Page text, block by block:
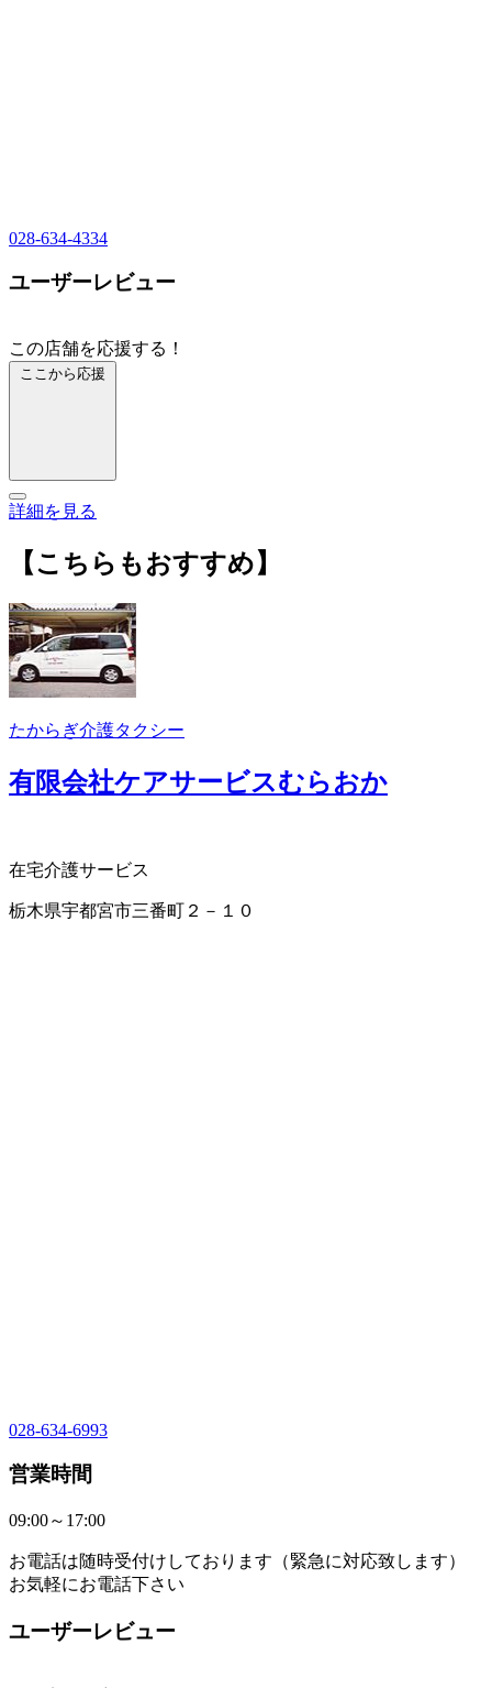
028-634-4334
ユーザーレビュー
この店舗を応援する！
ここから応援
詳細を見る
【こちらもおすすめ】
たからぎ介護タクシー
有限会社ケアサービスむらおか
在宅介護サービス
栃木県宇都宮市三番町２－１０
028-634-6993
営業時間
09:00～17:00
お電話は随時受付けしております（緊急に対応致します）
お気軽にお電話下さい
ユーザーレビュー